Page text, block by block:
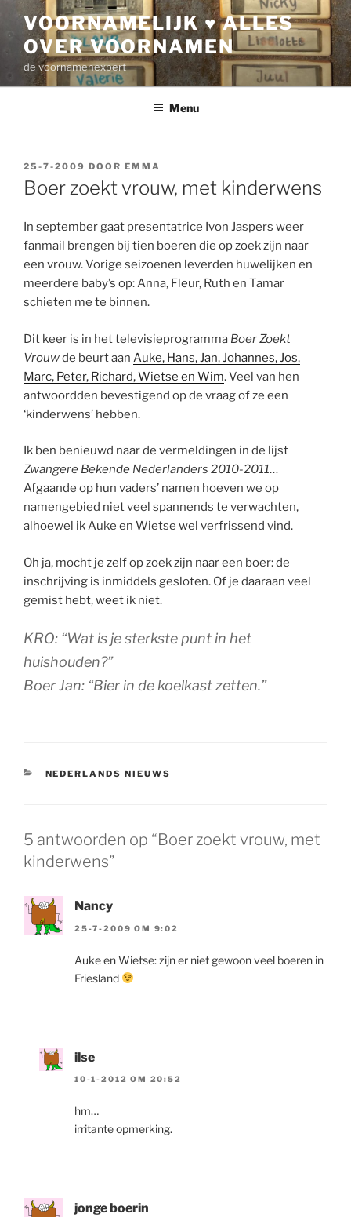
inhoud
VOORNAMELIJK ♥ ALLES
OVER VOORNAMEN
de voornamenexpert
Menu
GEPLAATST
OP
25-7-2009 DOOR EMMA
Boer zoekt vrouw, met kinderwens
In september gaat presentatrice Ivon Jaspers weer
fanmail brengen bij tien boeren die op zoek zijn naar
een vrouw. Vorige seizoenen leverden huwelijken en
meerdere baby’s op: Anna, Fleur, Ruth en Tamar
schieten me te binnen.
Dit keer is in het televisieprogramma Boer Zoekt
Vrouwde beurt aan Auke, Hans, Jan, Johannes, Jos,
Marc, Peter, Richard, Wietse en Wim. Veel van hen
antwoordden bevestigend op de vraag of ze een
‘kinderwens’ hebben.
Ik ben benieuwd naar de vermeldingen in de lijst
Zwangere Bekende Nederlanders 2010-2011…
Afgaande op hun vaders’ namen hoeven we op
namengebied niet veel spannends te verwachten,
alhoewel ik Auke en Wietse wel verfrissend vind.
Oh ja, mocht je zelf op zoek zijn naar een boer: de
inschrijving is inmiddels gesloten. Of je daaraan veel
gemist hebt, weet ik niet.
KRO: “Wat is je sterkste punt in het
huishouden?”
Boer Jan: “Bier in de koelkast zetten.”
CATEGORIEËN
NEDERLANDS NIEUWS
5 antwoorden op “Boer zoekt vrouw, met
kinderwens”
Nancy
25-7-2009 OM 9:02
Auke en Wietse: zijn er niet gewoon veel boeren in
Friesland
ilse
10-1-2012 OM 20:52
hm…
irritante opmerking.
jonge boerin